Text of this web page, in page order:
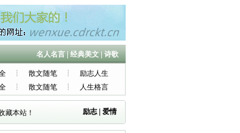
名人名言| 经典美文 诗歌
散文随笔
励志人生
散文随笔 人生格言
藏本站！ 励志| 爱情